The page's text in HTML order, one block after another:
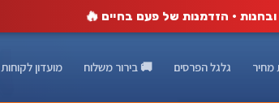
· הזדמנות של פעם בחיים 🔥
גלגל הפרסים 🚚 בירור משלוח מועדון לקוחות